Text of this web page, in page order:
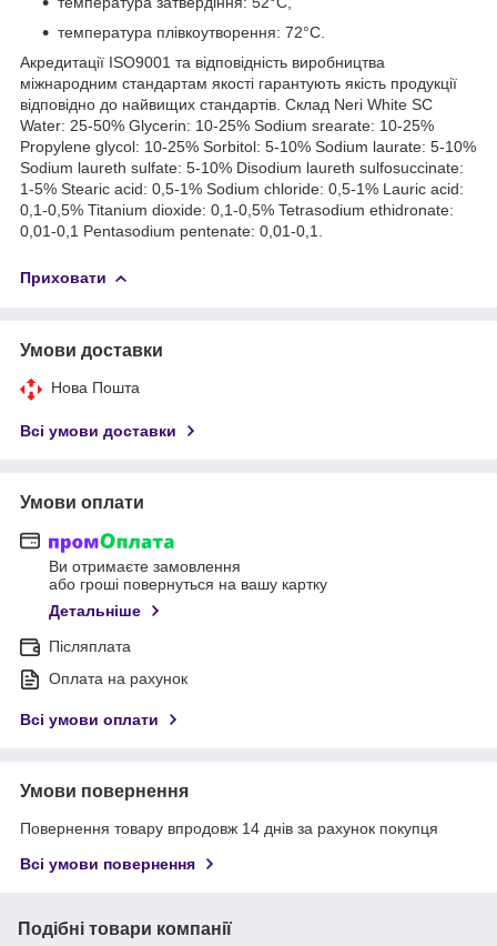
температура плівкоутворення: 72°С.
Акредитації ISO9001 та відповідність виробництва
міжнародним стандартам якості гарантують якість продукції
відповідно до найвищих стандартів. Склад Neri White SC
Water: 25-50% Glycerin: 10-25% Sodium srearate: 10-25%
Propylene glycol: 10-25% Sorbitol: 5-10% Sodium laurate: 5-10%
Sodium laureth sulfate: 5-10% Disodium laureth sulfosuccinate:
1-5% Stearic acid: 0,5-1% Sodium chloride: 0,5-1% Lauric acid:
0,1-0,5% Titanium dioxide: 0,1-0,5% Tetrasodium ethidronate:
0,01-0,1 Pentasodium pentenate: 0,01-0,1.
Приховати
Умови доставки
Нова Пошта
Всі умови доставки
Умови оплати
Ви отримаєте замовлення
або гроші повернуться на вашу картку
Детальніше
Післяплата
Оплата на рахунок
Всі умови оплати
Умови повернення
Повернення товару впродовж 14 днів за рахунок покупця
Всі умови повернення
Подібні товари компанії